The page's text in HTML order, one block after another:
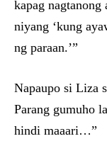
kapag
niyang ‘kung
ng paraan.’”
Napaupo si Liza
Parang gumuho
hindi maaari…”